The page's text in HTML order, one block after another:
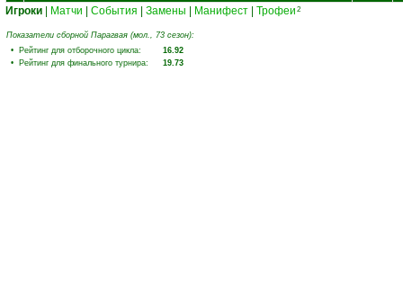
Игроки Матчи События Замены Манифест Трофеи 2
Показатели сборной Парагвая (мол., 73 сезон):
• Рейтинг для отборочного цикла:
16.92
• Рейтинг для финального турнира:
19.73